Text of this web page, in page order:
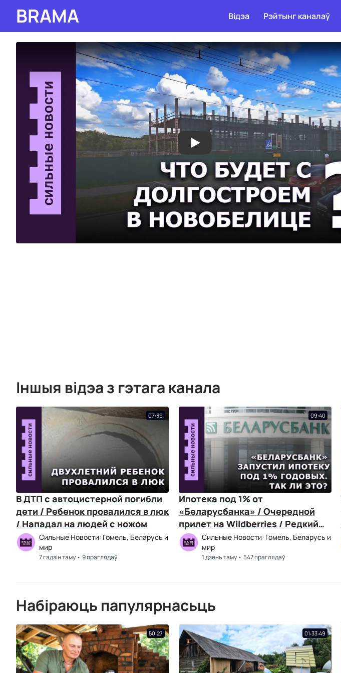
BRAMA Відэа Рэйтынг каналаў
Іншыя відэа з гэтага канала
07:39
В ДТП с автоцистерной погибли
дети / Ребенок провалился в люк
/ Нападал на людей с ножом
Сильные Новости: Гомель, Беларусь и
мир
7 гадзін таму 9 праглядаў
09:40
Ипотека под 1% от
«Беларусбанка» / Очередной
прилет на Wildberries / Редкий
лишайник на Гомельщине
Сильные Новости: Гомель, Беларусь и
мир
1 дзень таму 547 праглядаў
Набіраюць папулярнасьць
50:27 01:33:49